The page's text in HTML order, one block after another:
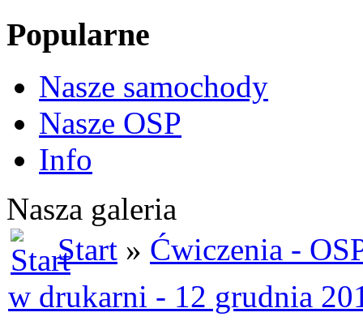
Popularne
Nasze samochody
Nasze OSP
Info
Nasza galeria
Start » Ćwiczenia -
w drukarni - 12 grudnia